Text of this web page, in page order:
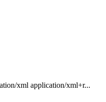
xml application/xml+r...